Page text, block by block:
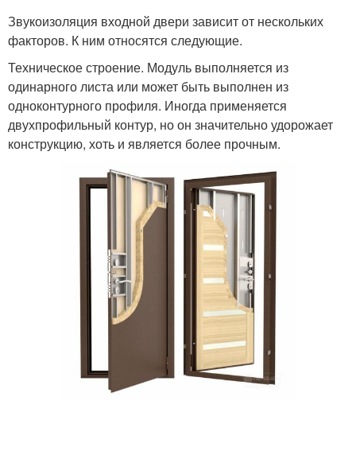
Звукоизоляция входной двери зависит от нескольких
факторов. К ним относятся следующие.
Техническое строение. Модуль выполняется из
одинарного листа или может быть выполнен из
одноконтурного профиля. Иногда применяется
двухпрофильный контур, но он значительно удорожает
конструкцию, хоть и является более прочным.